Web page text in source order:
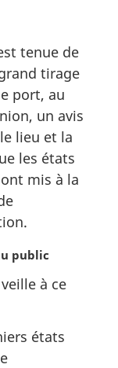
tenue de
tirage
port, au
un avis
lieu et la
les états
mis à la
public
à ce
états